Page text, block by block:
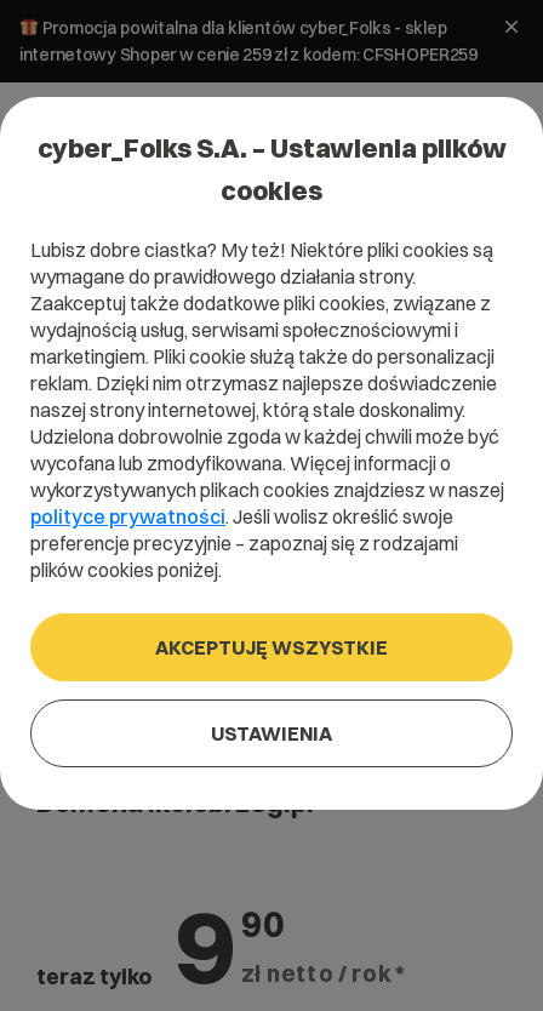
Promocja powitalna dla klientów cyber_Folks - sklep
internetowy Shoper w cenie 259 zł z kodem: CFSHOPER259
Domena .kolobrzeg.pl
.kolobrzeg.pl
Szukaj
Domena .kolobrzeg.pl
teraz tylko 9 90
zł netto / rok *
cyber_Folks S.A. – Ustawienia plików
cookies
Lubisz dobre ciastka? My też! Niektóre pliki cookies są
wymagane do prawidłowego działania strony.
Zaakceptuj także dodatkowe pliki cookies, związane z
wydajnością usług, serwisami społecznościowymi i
marketingiem. Pliki cookie służą także do personalizacji
reklam. Dzięki nim otrzymasz najlepsze doświadczenie
naszej strony internetowej, którą stale doskonalimy.
Udzielona dobrowolnie zgoda w każdej chwili może być
wycofana lub zmodyfikowana. Więcej informacji o
wykorzystywanych plikach cookies znajdziesz w naszej
polityce prywatności. Jeśli wolisz określić swoje
preferencje precyzyjnie – zapoznaj się z rodzajami
plików cookies poniżej.
AKCEPTUJĘ WSZYSTKIE
USTAWIENIA